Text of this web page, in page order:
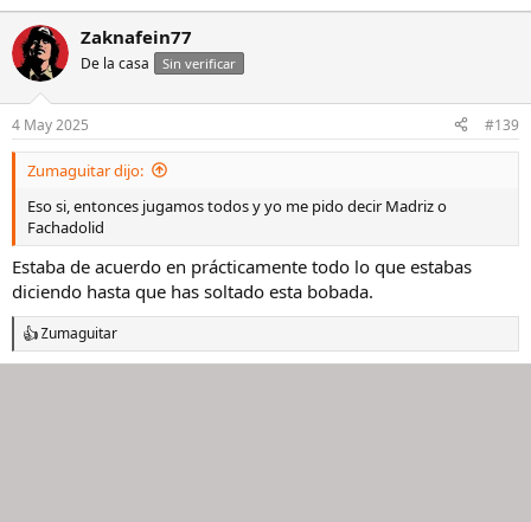
Zaknafein77
De la casa Sin verificar
4 May 2025 #139
Zumaguitar dijo:
Eso si, entonces jugamos todos y yo me pido decir Madriz o
Fachadolid
Estaba de acuerdo en prácticamente todo lo que estabas
diciendo hasta que has soltado esta bobada.
R
e
Zumaguitar